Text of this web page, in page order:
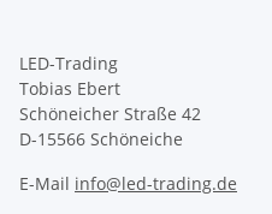
LED-Trading
Tobias Ebert
Schöneicher Straße 42
D-15566 Schöneiche
E-Mail info@led-trading.de